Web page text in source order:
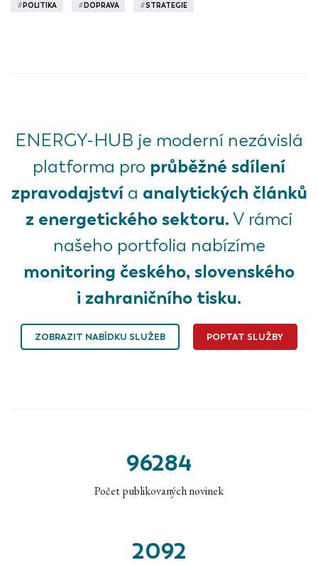
# POLITIKA # DOPRAVA #STRATEGIE
ENERGY-HUB je moderní nezávislá
platforma pro průběžné sdílení
zpravodajstvía analytických článků
z energetického sektoru. V rámci
našeho portfolia nabízíme
monitoring českého, slovenského
i zahraničního tisku.
ZOBRAZIT NABÍDKU SLUŽEB POPTAT SLUŽBY
96284
Počet publikovaných novinek
2092